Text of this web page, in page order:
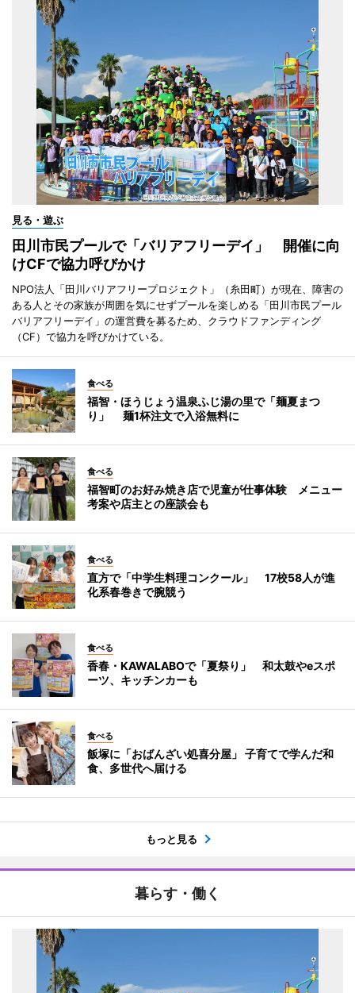
見る・遊ぶ
田川市民プールで「バリアフリーデイ」 開催に向
けCFで協力呼びかけ
NPO法人「田川バリアフリープロジェクト」（糸田町）が現在、障害の
ある人とその家族が周囲を気にせずプールを楽しめる「田川市民プール
バリアフリーデイ」の運営費を募るため、クラウドファンディング
（CF）で協力を呼びかけている。
食べる
福智・ほうじょう温泉ふじ湯の里で「麺夏まつ
り」 麺1杯注文で入浴無料に
食べる
福智町のお好み焼き店で児童が仕事体験 メニュー
考案や店主との座談会も
食べる
直方で「中学生料理コンクール」 17校58人が進
化系春巻きで腕競う
食べる
香春・KAWALABOで「夏祭り」 和太鼓やeスポ
ーツ、キッチンカーも
食べる
飯塚に「おばんざい処喜分屋」 子育てで学んだ和
食、多世代へ届ける
もっと見る
暮らす・働く